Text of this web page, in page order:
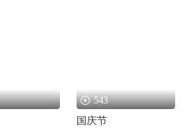
543
国庆节